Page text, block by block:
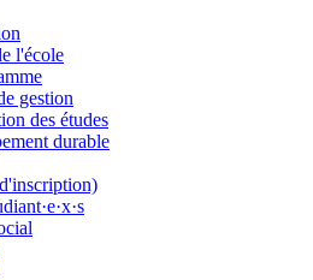
l'école
gestion
des études
durable